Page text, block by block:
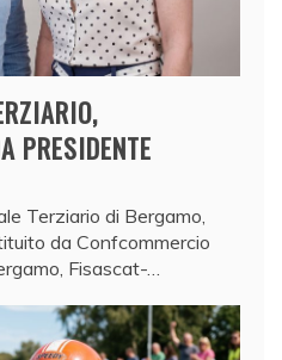
PRESIDENTE
Terziario di Bergamo,
da Confcommercio
Fisascat-…